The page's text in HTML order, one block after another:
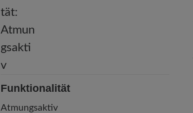
Funktionalität
Atmungsaktiv